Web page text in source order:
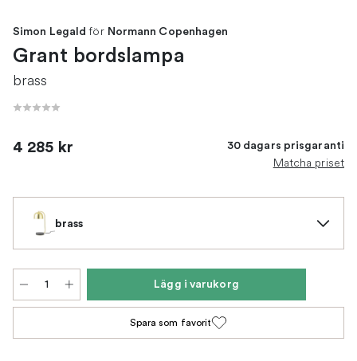
Simon Legald för Normann Copenhagen
Grant bordslampa
brass
4 285 kr 30 dagars prisgaranti
Matcha priset
brass
Lägg i varukorg
Spara som favorit